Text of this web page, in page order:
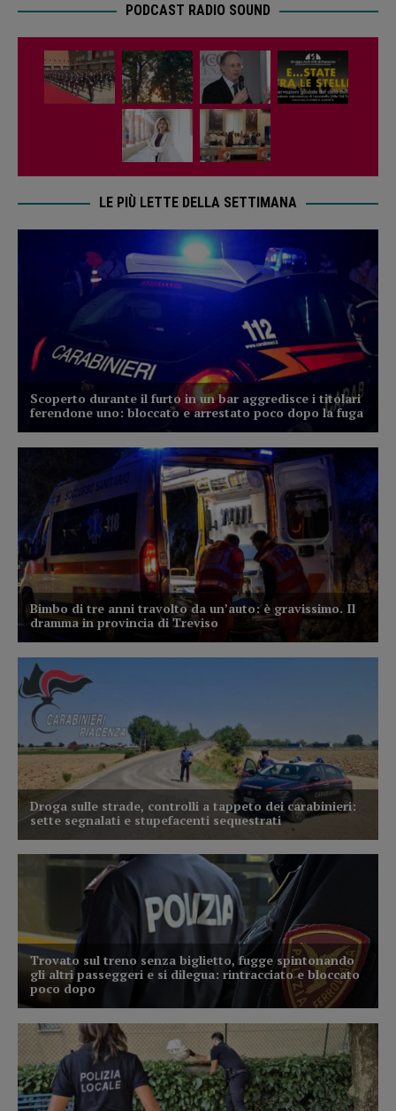
PODCAST RADIO SOUND
LE PIÙ LETTE DELLA SETTIMANA